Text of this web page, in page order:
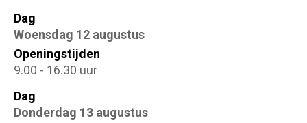
Dag
Woensdag 12 augustus
Openingstijden
9.00 - 16.30 uur
Dag
Donderdag 13 augustus